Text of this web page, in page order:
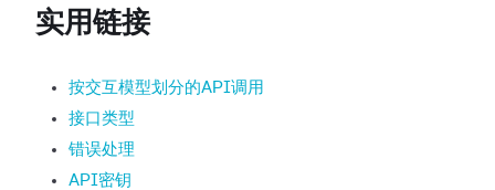
实用链接
按交互模型划分的API调用
接口类型
错误处理
API密钥